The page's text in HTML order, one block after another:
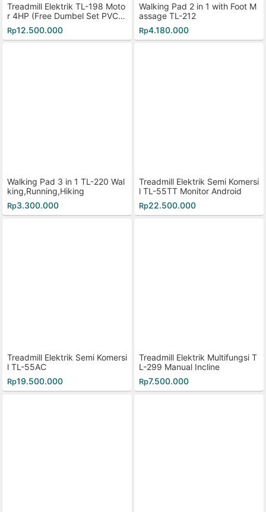
Treadmill Elektrik TL-198 Moto
r 4HP (Free Dumbel Set PVC 2
0kg)
Rp12.500.000
Walking Pad 2 in 1 with Foot M
assage TL-212
Rp4.180.000
Walking Pad 3 in 1 TL-220 Wal
king,Running,Hiking
Rp3.300.000
Treadmill Elektrik Semi Komersi
l TL-55TT Monitor Android
Rp22.500.000
Treadmill Elektrik Semi Komersi
l TL-55AC
Rp19.500.000
Treadmill Elektrik Multifungsi T
L-299 Manual Incline
Rp7.500.000